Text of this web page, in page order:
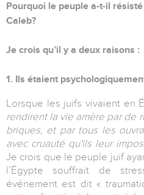
Pourquoi le peuple a-t-il
Caleb?
Je crois qu’il y a deux raisons :
1. Ils étaient
Lorsque les juifs vivaient en
rendirent la vie amère par de
briques, et par tous les
avec cruauté qu'ils leur
Je crois que le peuple juif
l’Égypte souffrait de
événement est dit «